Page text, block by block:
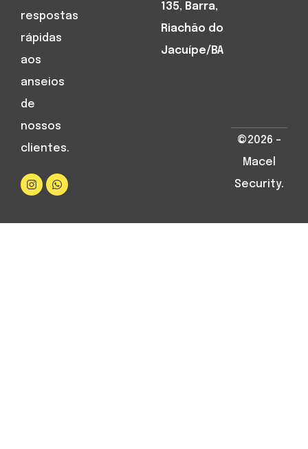
respostas
rápidas
aos
anseios
de
nossos
clientes.
135, Barra,
Riachão do
Jacuípe/BA
©2026 –
Macel
Security.